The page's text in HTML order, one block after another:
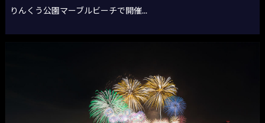
りんくう公園マーブルビーチで開催...